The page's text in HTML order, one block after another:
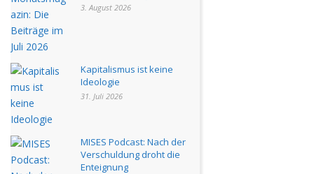
3. August 2026
Kapitalismus ist keine
Ideologie
31. Juli 2026
MISES Podcast: Nach der
Verschuldung droht die
Enteignung